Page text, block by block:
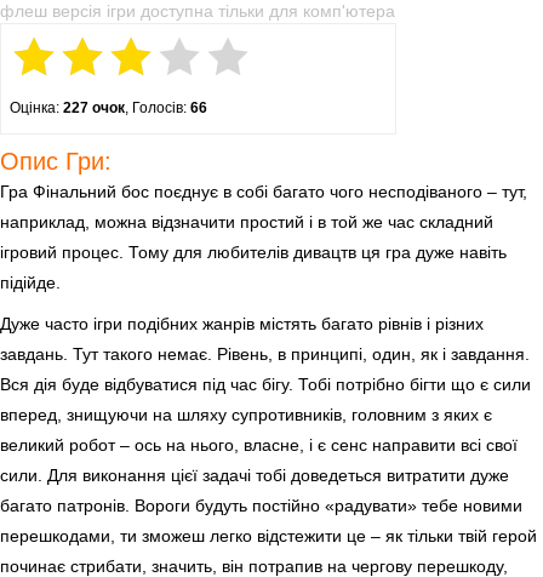
флеш версія ігри доступна тільки для комп'ютера
Оцінка: 227 очок, Голосів: 66
Опис Гри:
Гра Фінальний бос поєднує в собі багато чого несподіваного – тут,
наприклад, можна відзначити простий і в той же час складний
ігровий процес. Тому для любителів дивацтв ця гра дуже навіть
підійде.
Дуже часто ігри подібних жанрів містять багато рівнів і різних
завдань. Тут такого немає. Рівень, в принципі, один, як і завдання.
Вся дія буде відбуватися під час бігу. Тобі потрібно бігти що є сили
вперед, знищуючи на шляху супротивників, головним з яких є
великий робот – ось на нього, власне, і є сенс направити всі свої
сили. Для виконання цієї задачі тобі доведеться витратити дуже
багато патронів. Вороги будуть постійно «радувати» тебе новими
перешкодами, ти зможеш легко відстежити це – як тільки твій герой
починає стрибати, значить, він потрапив на чергову перешкоду,